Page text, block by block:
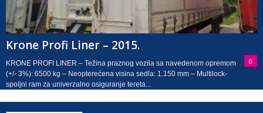
Krone Profi Liner – 2015.
0
KRONE PROFI LINER – Težina praznog vozila sa navedenom opremom
(+/- 3%): 6500 kg – Neopterećena visina sedla: 1.150 mm – Multilock-
spoljni ram za univerzalno osiguranje tereta...